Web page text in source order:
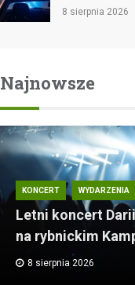
8 sierpnia 2026
Najnowsze
KONCERT WYDARZENIA
Letni koncert
na rybnickim
8 sierpnia 2026